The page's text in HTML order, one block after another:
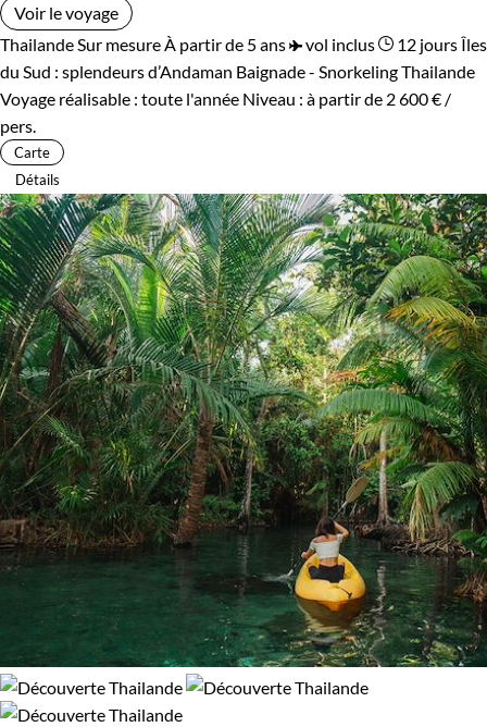
Voir le voyage
Thailande Sur mesure À partir de 5 ans vol inclus 12 joursÎles
du Sud : splendeurs d’Andaman Baignade - Snorkeling Thailande
Voyage réalisable : toute l'année Niveau : à partir de 2 600 € /
pers.
Carte
Détails